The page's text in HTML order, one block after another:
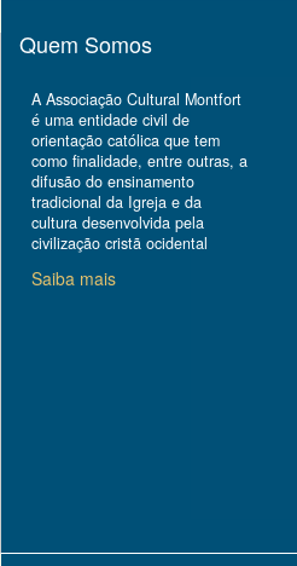
Quem Somos
A Associação Cultural Montfort
é uma entidade civil de
orientação católica que tem
como finalidade, entre outras, a
difusão do ensinamento
tradicional da Igreja e da
cultura desenvolvida pela
civilização cristã ocidental
Saiba mais